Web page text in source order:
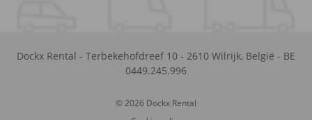
Dockx Rental - Terbekehofdreef 10 - 2610 Wilrijk, België - BE
0449.245.996
© 2026 Dockx Rental